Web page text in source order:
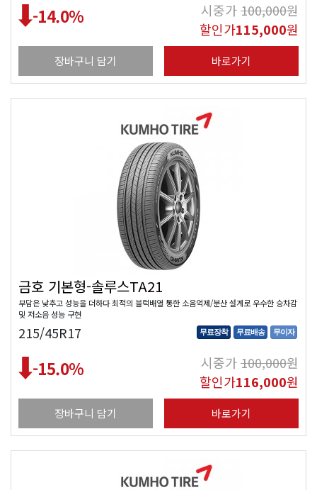
-14.0% 시중가100,000원
할인가115,000원
장바구니 담기 바로가기
금호 기본형-솔루스TA21
부담은 낮추고 성능을 더하다 최적의 블럭배열 통한 소음억제/분산 설계로 우수한 승차감
및 저소음 성능 구현
215/45R17 무료장착 무료배송 무이자
-15.0% 시중가100,000원
할인가116,000원
장바구니 담기 바로가기